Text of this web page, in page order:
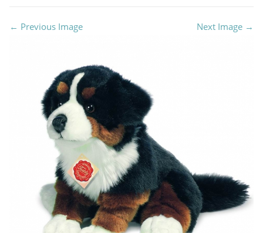
← Previous Image Next Image →